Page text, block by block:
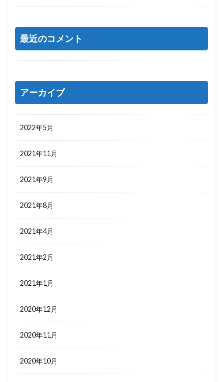
最近のコメント
アーカイブ
2022年5月
2021年11月
2021年9月
2021年8月
2021年4月
2021年2月
2021年1月
2020年12月
2020年11月
2020年10月